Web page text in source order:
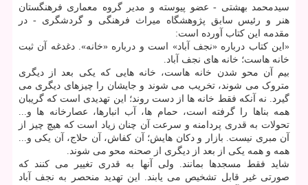
سیدمحمد بهشتی - عضو پیوسته و مدیر گروه معماری فرهنگستان
هنر و رئیس سابق پژوهشگاه میراث فرهنگی و گردشگری - در
مقدمه این کتاب آورده است:
«این کتاب درباره «نجف آباد» است و درباره «خانه». دغدغه آن ثبت
خانه هاست؛ خانه های نجف آباد.
بیم آن محو شدن خانه هاست، خانه هایی که یکی بعد از دیگری
متروک می شوند، تخریب می شوند و جایشان را چیزهای دیگری می
گیرد. نه آنکه فقط خانه ها از دست روند؛ این تهدیدی است که گریبان
همه بناها را گرفته است، حمام ها، آب انبارها، عصارخانه ها و...
تحولات به قدری پردامنه و سرعت آن چنان زیاد است که هیچ چیز از
آن مبری نیست. بازار و دکان هایش؛ آن کفاش، آن حلاج، آن یکی و...
همه و همه یکی از بعد از دیگری از صحنه محو می شوند.
شاید فقط مسجدها بمانند. ولی آنها به قدری تغییر می کنند که
صورتی غیر قابل تشخیص می یابند. این تهدید منحصر به نجف آباد